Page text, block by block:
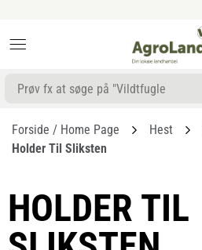
Forside / Home Page Hest
Holder Til Sliksten
HOLDER TIL